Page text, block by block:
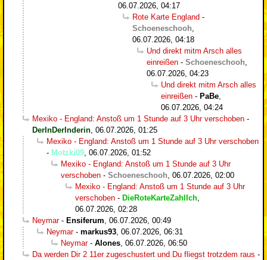
06.07.2026, 04:17
Rote Karte England -
Schoeneschooh
06.07.2026, 04:18
Und direkt mitm Arsch alles
einreißen - Schoeneschooh
06.07.2026, 04:23
Und direkt mitm Arsch alles
einreißen - PaBe
06.07.2026, 04:24
Mexiko - England: Anstoß um 1 Stunde auf 3 Uhr verschoben -
DerInDerInderin 06.07.2026, 01:25
Mexiko - England: Anstoß um 1 Stunde auf 3 Uhr verschoben
- Motzki09 06.07.2026, 01:52
Mexiko - England: Anstoß um 1 Stunde auf 3 Uhr
verschoben - Schoeneschooh 06.07.2026, 02:00
Mexiko - England: Anstoß um 1 Stunde auf 3 Uhr
verschoben - DieRoteKarteZahlIch
06.07.2026, 02:28
Neymar- Ensiferum 06.07.2026, 00:49
Neymar- markus93 06.07.2026, 06:31
Neymar- Alones 06.07.2026, 06:50
Da werden Dir 2 11er zugeschustert und Du fliegst trotzdem raus -